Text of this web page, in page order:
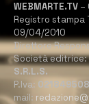
WEBMARTE.TV –
Registro stampa
09/04/2010
Direttore
Società editrice:
S.R.L.S.
P.Iva:
mail: